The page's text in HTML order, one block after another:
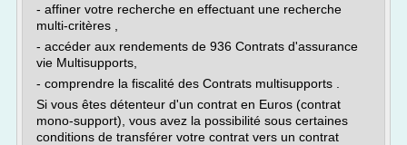
- affiner votre recherche en effectuant une recherche
multi-critères ,
- accéder aux rendements de 936 Contrats d'assurance
vie Multisupports,
- comprendre la fiscalité des Contrats multisupports .
Si vous êtes détenteur d'un contrat en Euros (contrat
mono-support), vous avez la possibilité sous certaines
conditions de transférer votre contrat vers un contrat